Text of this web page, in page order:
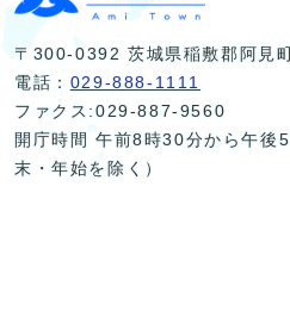
〒300-0392 茨城県稲敷郡阿見
電話： 029-888-1111
ファクス:029-887-9560
開庁時間 午前8時30分から午後
末・年始を除く）